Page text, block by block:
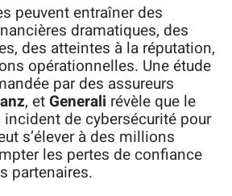
peuvent entraîner des
dramatiques, des
des atteintes à la réputation,
opérationnelles. Une étude
par des assureurs
, etGenerali révèle que le
incident de cybersécurité pour
s’élever à des millions
les pertes de confiance
partenaires.